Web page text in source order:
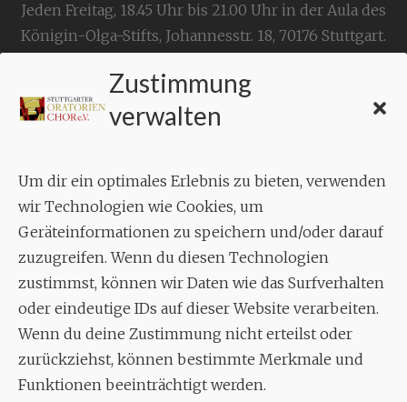
Zustimmung
verwalten
Um dir ein optimales Erlebnis zu bieten, verwenden
wir Technologien wie Cookies, um
Geräteinformationen zu speichern und/oder darauf
zuzugreifen. Wenn du diesen Technologien
zustimmst, können wir Daten wie das Surfverhalten
oder eindeutige IDs auf dieser Website verarbeiten.
Wenn du deine Zustimmung nicht erteilst oder
zurückziehst, können bestimmte Merkmale und
Funktionen beeinträchtigt werden.
Jeden Freitag, 18.45 Uhr bis 21.00 Uhr in der Aula des
Königin-Olga-Stifts, Johannesstr. 18, 70176 Stuttgart.
KONTAKT
Geschäftsstelle:
Aixheimer Str. 18
70619 Stuttgart
MUSIK
Musikalischer Leiter:
Enrico Trummer
Tel.+49 (0)177 / 34 23 57 1
Facebook
TwitterYouTube